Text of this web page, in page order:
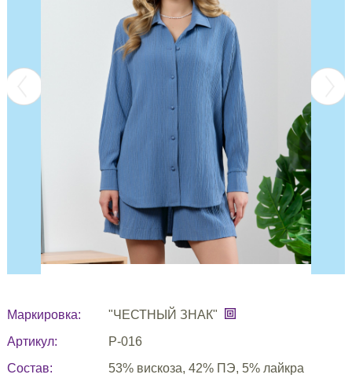
Маркировка:
"ЧЕСТНЫЙ ЗНАК"
Артикул:
Р-016
Состав:
53% вискоза, 42% ПЭ, 5% лайкра